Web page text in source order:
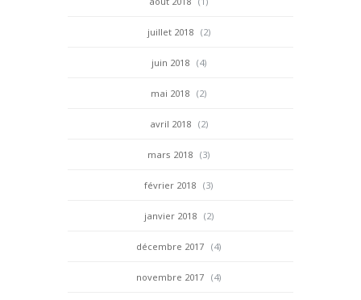
juillet 2018 (2)
juin 2018 (4)
mai 2018 (2)
avril 2018 (2)
mars 2018 (3)
février 2018 (3)
janvier 2018 (2)
décembre 2017 (4)
novembre 2017 (4)